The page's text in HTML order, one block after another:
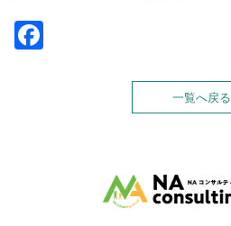
一覧へ戻る